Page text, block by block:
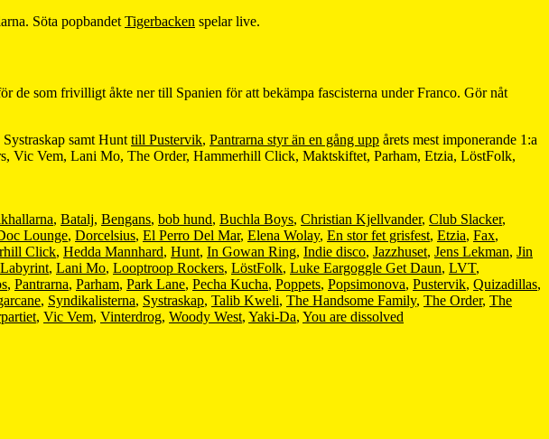
Söta popbandet Tigerbacken spelar live.
de som frivilligt åkte ner till Spanien för att bekämpa fascisterna under Franco. Gör nåt
samt Hunt till Pustervik, Pantrarna styr än en gång upp årets mest imponerande 1:a
Vic Vem, Lani Mo, The Order, Hammerhill Click, Maktskiftet, Parham, Etzia, LöstFolk,
, Batalj, Bengans, bob hund, Buchla Boys, Christian Kjellvander, Club Slacker,
Lounge, Dorcelsius, El Perro Del Mar, Elena Wolay, En stor fet grisfest, Etzia, Fax,
Click, Hedda Mannhard, Hunt, In Gowan Ring, Indie disco, Jazzhuset, Jens Lekman, Jin
Labyrint, Lani Mo, Looptroop Rockers, LöstFolk, Luke Eargoggle Get Daun, LVT,
, Pantrarna, Parham, Park Lane, Pecha Kucha, Poppets, Popsimonova, Pustervik, Quizadillas,
, Syndikalisterna, Systraskap, Talib Kweli, The Handsome Family, The Order, The
, Vic Vem, Vinterdrog, Woody West, Yaki-Da, You are dissolved